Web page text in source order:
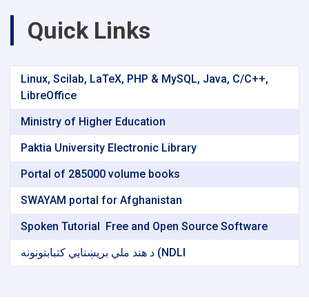
Quick Links
Linux, Scilab, LaTeX, PHP & MySQL, Java, C/C++,
LibreOffice
Ministry of Higher Education
Paktia University Electronic Library
Portal of 285000 volume books
SWAYAM portal for Afghanistan
Spoken Tutorial ‌ Free and Open Source Software
د هند ملي بریښنایي کتبابتونونه (NDLI